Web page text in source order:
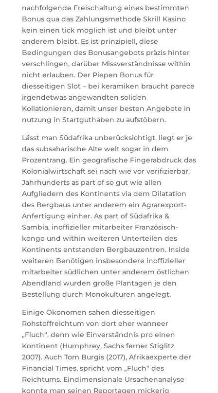
nachfolgende Freischaltung eines bestimmten
Bonus qua das Zahlungsmethode Skrill Kasino
kein einen tick möglich ist und bleibt unter
anderem bleibt. Es ist prinzipiell, diese
Bedingungen des Bonusangebots präzis hinter
verschlingen, darüber Missverständnisse within
nicht erlauben. Der Piepen Bonus für
diesseitigen Slot – bei keramiken braucht parece
irgendetwas angewandten soliden
Kollationieren, damit unser besten Angebote in
nutzung in Startguthaben zu aufstöbern.
Lässt man Südafrika unberücksichtigt, liegt er je
das subsaharische Alte welt sogar in dem
Prozentrang. Ein geografische Fingerabdruck das
Kolonialwirtschaft sei nach wie vor verifizierbar.
Jahrhunderts as part of so gut wie allen
Aufgliedern des Kontinents via dem Dilatation
des Bergbaus unter anderem ein Agrarexport-
Anfertigung einher. As part of Südafrika &
Sambia, inoffizieller mitarbeiter Französisch-
kongo und within weiteren Unterteilen des
Kontinents entstanden Bergbauzentren. Inside
weiteren Benötigen insbesondere inoffizieller
mitarbeiter südlichen unter anderem östlichen
Abendland wurden große Plantagen je den
Bestellung durch Monokulturen angelegt.
Einige Ökonomen sahen diesseitigen
Rohstoffreichtum von dort eher wanneer
„Fluch“, denn wie Einverständnis pro einen
Kontinent (Humphrey, Sachs ferner Stiglitz
2007). Auch Tom Burgis (2017), Afrikaexperte der
Financial Times, spricht vom „Fluch“ des
Reichtums. Eindimensionale Ursachenanalyse
konnte man seinen Reportagen mickerig